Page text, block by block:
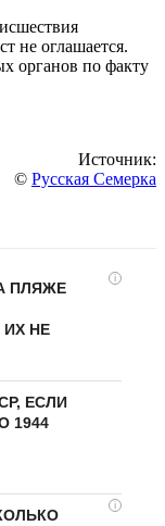
не оглашается.
органов по факту
Источник:
© Русская Семерка
i
ПЛЯЖЕ
НЕ
ЕСЛИ
1944
i